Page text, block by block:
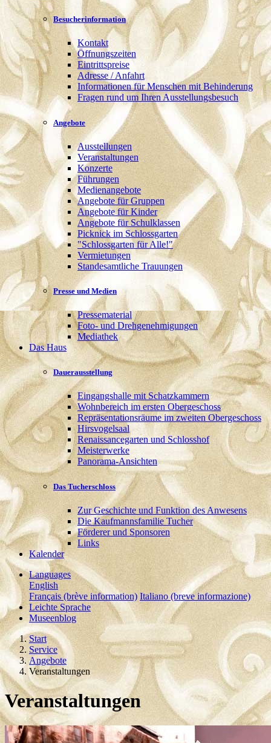
Besucherinformation
Kontakt
Öffnungszeiten
Eintrittspreise
Adresse / Anfahrt
Informationen für Menschen mit Behinderung
Fragen rund um Ihren Ausstellungsbesuch
Angebote
Ausstellungen
Veranstaltungen
Konzerte
Führungen
Medienangebote
Angebote für Gruppen
Angebote für Kinder
Angebote für Schulklassen
Picknick im Schlossgarten
"Schlossgarten für Alle!"
Vermietungen
Standesamtliche Trauungen
Presse und Medien
Pressematerial
Foto- und Drehgenehmigungen
Mediathek
Das Haus
Dauerausstellung
Eingangshalle mit Schatzkammern
Wohnbereich im ersten Obergeschoss
Repräsentationsräume im zweiten Obergeschoss
Hirsvogelsaal
Renaissancegarten und Schlosshof
Meisterwerke
Panorama-Ansichten
Das Tucherschloss
Zur Geschichte und Funktion des Anwesens
Die Kaufmannsfamilie Tucher
Förderer und Sponsoren
Links
Kalender
Languages
English
Français (brève information) Italiano (breve informazione)
Leichte Sprache
Museenblog
Start
Service
Angebote
Veranstaltungen
Veranstaltungen